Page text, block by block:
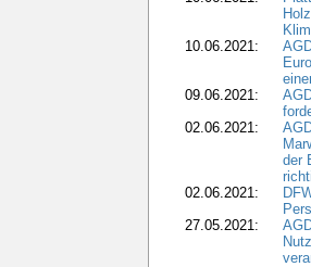
10.06.2021:
09.06.2021:
02.06.2021:
der
02.06.2021:
27.05.2021: